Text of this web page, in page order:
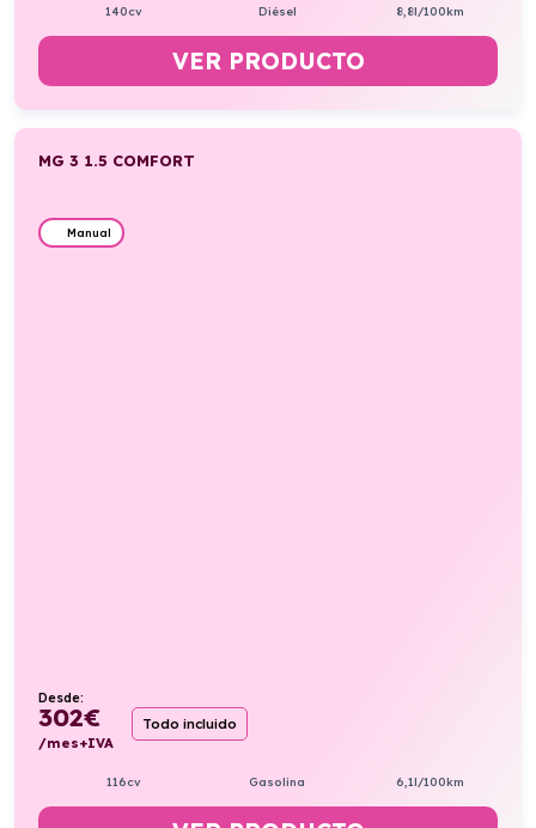
140cv Diésel 8,8l/100km
VER PRODUCTO
MG 3 1.5 COMFORT
Manual
Desde:
302€
/mes+IVA
Todo incluido
116cv Gasolina 6,1l/100km